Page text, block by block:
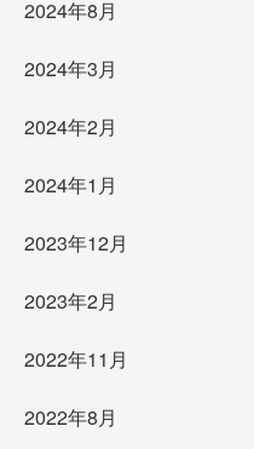
2024年8月
2024年3月
2024年2月
2024年1月
2023年12月
2023年2月
2022年11月
2022年8月